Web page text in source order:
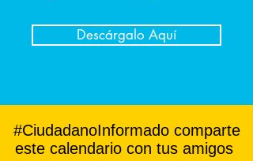
Descárgalo Aquí
#CiudadanoInformado comparte
este calendario con tus amigos